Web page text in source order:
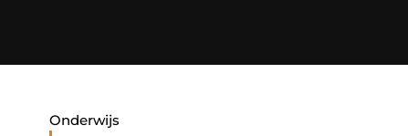
Onderwijs